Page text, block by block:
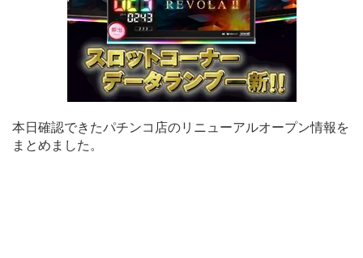
本日確認できたパチンコ店のリニューアルオープン情報を
まとめました。